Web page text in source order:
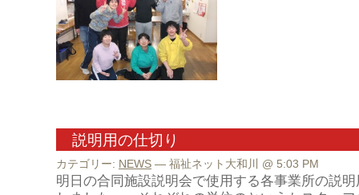
説明用の仕切り
カテゴリー: NEWS — 福祉ネット大和川 @ 5:03 PM
明日の合同施設説明会で使用する各事業所の説